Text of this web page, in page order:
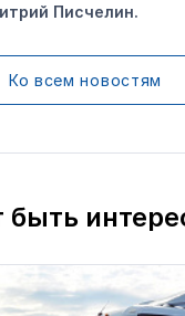
Писчелин.
Ко всем новостям